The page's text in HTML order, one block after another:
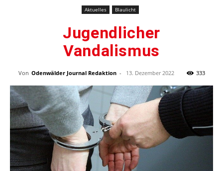
Aktuelles Blaulicht
Jugendlicher
Vandalismus
Von Odenwälder Journal Redaktion - 13. Dezember 2022 333